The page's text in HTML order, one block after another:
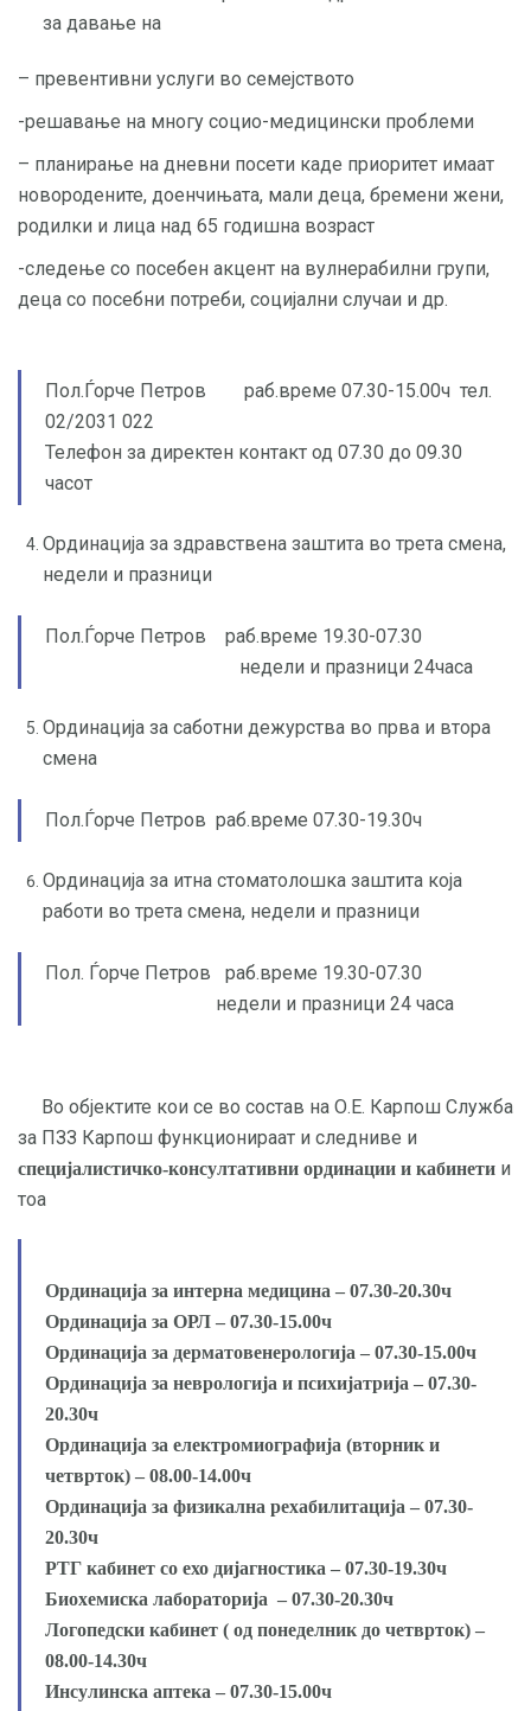
за давање на
– превентивни услуги во семејството
-решавање на многу социо-медицински проблеми
– планирање на дневни посети каде приоритет имаат
новородените, доенчињата, мали деца, бремени жени,
родилки и лица над 65 годишна возраст
-следење со посебен акцент на вулнерабилни групи,
деца со посебни потреби, социјални случаи и др.
Пол.Ѓорче Петров раб.време 07.30-15.00ч тел.
02/2031 022
Телефон за директен контакт од 07.30 до 09.30
часот
Ординација за здравствена заштита во трета смена,
недели и празници
Пол.Ѓорче Петров раб.време 19.30-07.30
недели и празници 24часа
Ординација за саботни дежурства во прва и втора
смена
Пол.Ѓорче Петров раб.време 07.30-19.30ч
Ординација за итна стоматолошка заштита која
работи во трета смена, недели и празници
Пол. Ѓорче Петров раб.време 19.30-07.30
недели и празници 24 часа
Во објектите кои се во состав на О.Е. Карпош Служба
за ПЗЗ Карпош функционираат и следниве и
специјалистичко-консултативни ординации и кабинети и
тоа
Ординација за интерна медицина – 07.30-20.30ч
Ординација за ОРЛ – 07.30-15.00ч
Ординација за дерматовенерологија – 07.30-15.00ч
Ординација за неврологија и психијатрија – 07.30-
20.30ч
Ординација за електромиографија (вторник и
четврток) – 08.00-14.00ч
Ординација за физикална рехабилитација – 07.30-
20.30ч
РТГ кабинет со ехо дијагностика – 07.30-19.30ч
Биохемиска лабораторија – 07.30-20.30ч
Логопедски кабинет ( од понеделник до четврток) –
08.00-14.30ч
Инсулинска аптека – 07.30-15.00ч